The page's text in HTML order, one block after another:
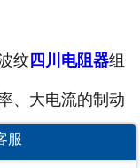
成
纹四川电阻器组
、大电流的制动
变频器的能耗制
服